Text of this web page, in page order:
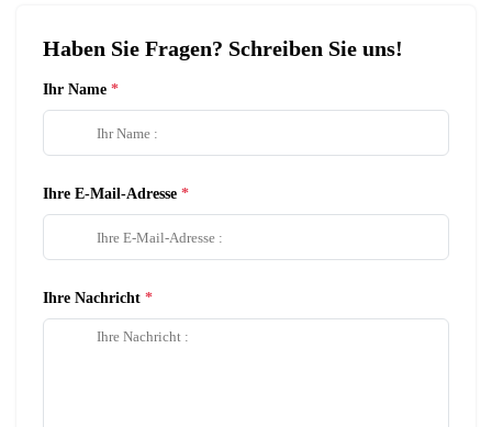
Haben Sie Fragen? Schreiben Sie uns!
Ihr Name
Ihre E-Mail-Adresse
Ihre Nachricht